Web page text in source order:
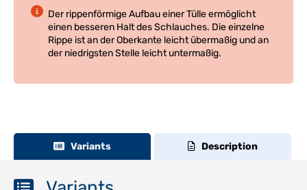
Der rippenförmige Aufbau einer Tülle ermöglicht
einen besseren Halt des Schlauches. Die einzelne
Rippe ist an der Oberkante leicht übermaßig und an
der niedrigsten Stelle leicht untermaßig.
Variants Description